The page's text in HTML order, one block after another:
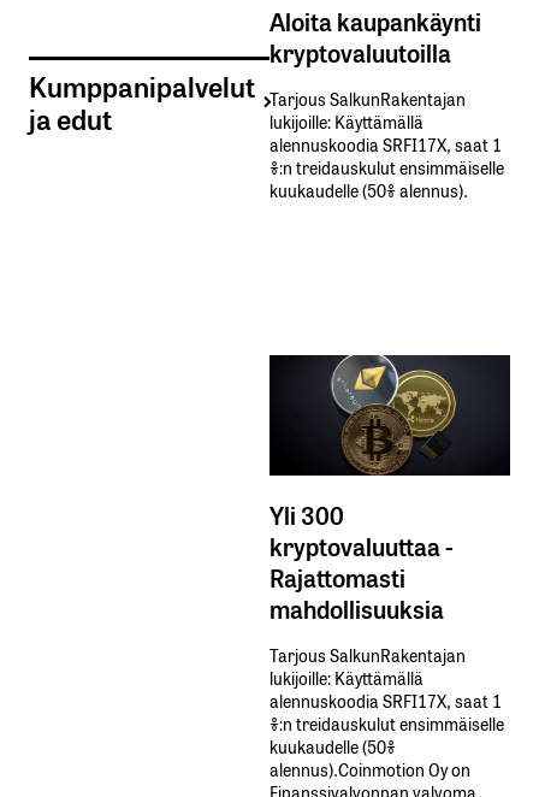
Kumppanipalvelut
ja edut
Aloita kaupankäynti
kryptovaluutoilla
Tarjous SalkunRakentajan
lukijoille: Käyttämällä​ ​
alennuskoodia​ ​SRFI17X,​ ​saat​ ​1
%:n treidauskulut​ ​ensimmäiselle​ ​
kuukaudelle​ ​(50%​ ​alennus).
Yli 300
kryptovaluuttaa -
Rajattomasti
mahdollisuuksia
Tarjous SalkunRakentajan
lukijoille: Käyttämällä​ ​
alennuskoodia​ ​SRFI17X,​ ​saat​ ​1
%:n treidauskulut​ ​ensimmäiselle​ ​
kuukaudelle​ ​(50%​ ​
alennus).Coinmotion Oy on
Finanssivalvonnan valvoma